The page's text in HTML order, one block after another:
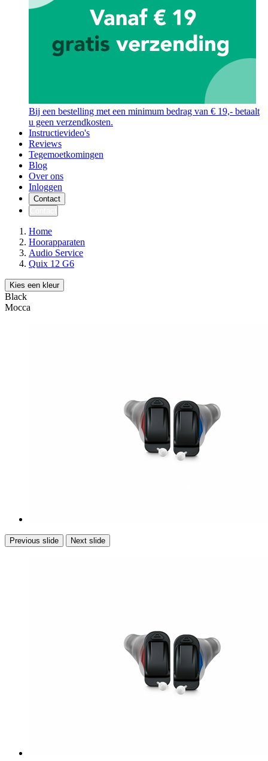
Bij een bestelling met een minimum bedrag van € 19,- betaalt
u geen verzendkosten.
Instructievideo's
Reviews
Tegemoetkomingen
Blog
Over ons
Inloggen
Contact
Home
Hoorapparaten
Audio Service
Quix 12 G6
Kies een kleur
Black
Mocca
Previous slide Next slide